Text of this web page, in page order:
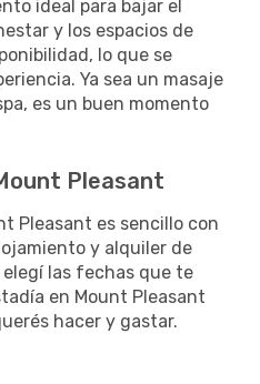
ideal para bajar el
y los espacios de
lo que se
Ya sea un masaje
es un buen momento
Pleasant
Pleasant es sencillo con
y alquiler de
las fechas que te
en Mount Pleasant
hacer y gastar.